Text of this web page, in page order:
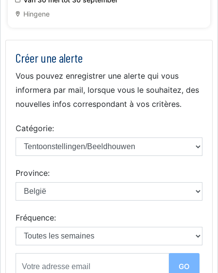
Hingene
Créer une alerte
Vous pouvez enregistrer une alerte qui vous
informera par mail, lorsque vous le souhaitez, des
nouvelles infos correspondant à vos critères.
Catégorie:
Province:
Fréquence: